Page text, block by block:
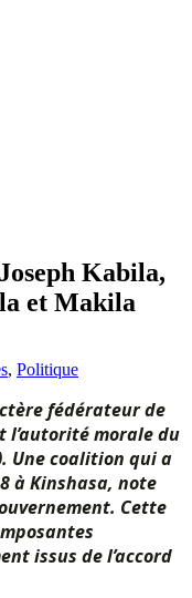
Kabila,
et Makila
, Politique
fédérateur de
l’autorité morale du
Une coalition qui a
à Kinshasa, note
Cette
issus de l’accord